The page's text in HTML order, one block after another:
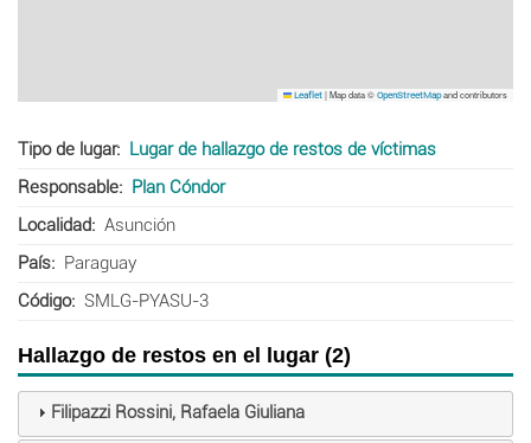
Leaflet |Map data © OpenStreetMapand contributors
Tipo de lugar
Lugar de hallazgo de restos de víctimas
Responsable
Plan Cóndor
Localidad
Asunción
País
Paraguay
Código
SMLG-PYASU-3
Hallazgo de restos en el lugar (2)
Filipazzi Rossini, Rafaela Giuliana